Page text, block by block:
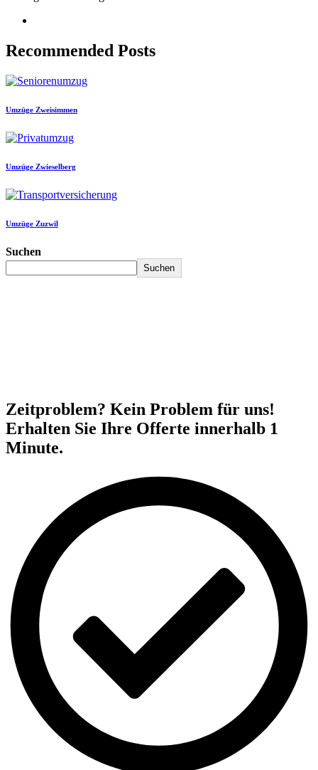
Recommended Posts
Umzüge Zweisimmen
Umzüge Zwieselberg
Umzüge Zuzwil
Suchen
Suchen
Zeitproblem? Kein Problem für uns!
Erhalten Sie Ihre Offerte innerhalb 1
Minute.